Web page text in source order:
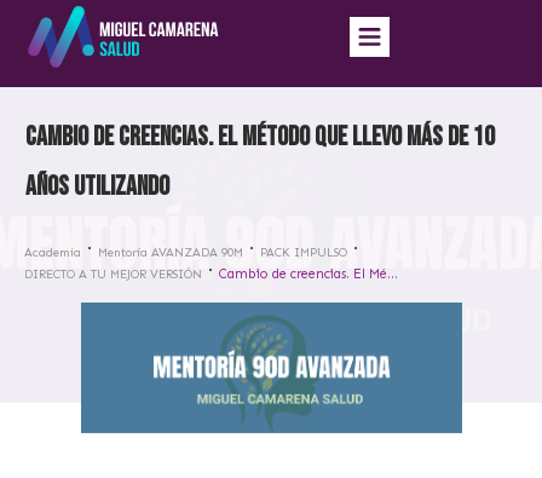
Cambio de creencias. El Método que llevo más de 10
años utilizando
Academia Mentoría AVANZADA 90M
PACK IMPULSO
DIRECTO A TU MEJOR VERSIÓN
Cambio de creencias. El Método que llevo más de 10 años utilizando